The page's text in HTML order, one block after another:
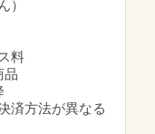
）
料
品
済方法が異なる